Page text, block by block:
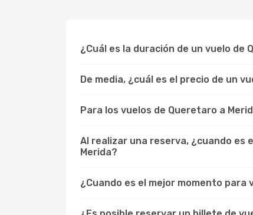
¿Cuál es la duración de un vuelo de
De media, ¿cuál es el precio de un
Para los vuelos de Queretaro a
Al realizar una reserva, ¿cuando es
Merida?
¿Cuando es el mejor momento para